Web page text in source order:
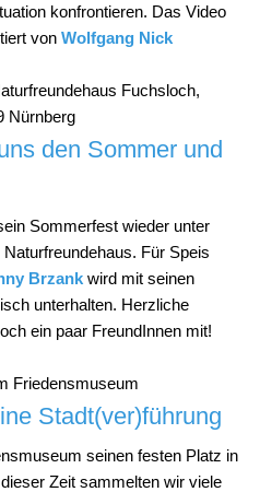
konfrontieren. Das Video
von Wolfgang Nick
Fuchsloch,
Nürnberg
den Sommer und
Sommerfest wieder unter
Für Speis
Brzank wird mit seinen
unterhalten. Herzliche
ein paar FreundInnen mit!
Friedensmuseum
Stadt(ver)führung
seinen festen Platz in
Zeit sammelten wir viele